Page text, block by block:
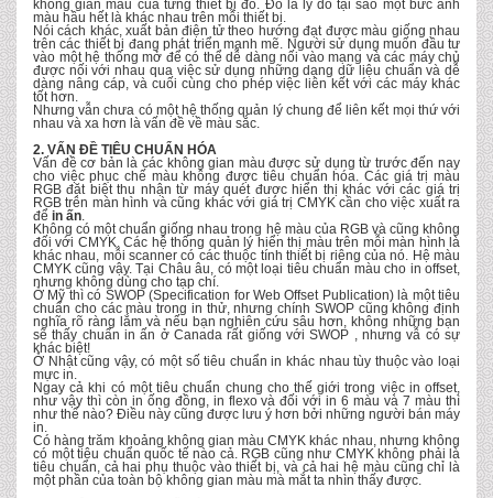
không gian màu của từng thiết bị đó. Đó là lý do tại sao một bức ảnh
màu hầu hết là khác nhau trên mỗi thiết bị.
Nói cách khác, xuất bản điện tử theo hướng đạt được màu giống nhau
trên các thiết bị đang phát triển mạnh mẽ. Người sử dụng muốn đầu tư
vào một hệ thống mở để có thể dễ dàng nối vào mạng và các máy chủ
được nối với nhau qua việc sử dụng những dạng dữ liệu chuẩn và dễ
dàng nâng cáp, và cuối cùng cho phép việc liên kết với các máy khác
tốt hơn.
Nhưng vẫn chưa có một hệ thống quản lý chung để liên kết mọi thứ với
nhau và xa hơn là vấn đề về màu sắc.
2. VẤN ĐỀ TIÊU CHUẨN HÓA
Vấn đề cơ bản là các không gian màu được sử dụng từ trước đến nay
cho việc phục chế màu không được tiêu chuẩn hóa. Các giá trị màu
RGB đặt biệt thu nhận từ máy quét được hiển thị khác với các giá trị
RGB trên màn hình và cũng khác với giá trị CMYK cần cho việc xuất ra
để in ấn.
Không có một chuẩn giống nhau trong hệ màu của RGB và cũng không
đối với CMYK. Các hệ thống quản lý hiển thị màu trên mỗi màn hình là
khác nhau, mỗi scanner có các thuộc tính thiết bị riêng của nó. Hệ màu
CMYK cũng vậy. Tại Châu âu, có một loại tiêu chuẩn màu cho in offset,
nhưng không dùng cho tạp chí.
Ở Mỹ thì có SWOP (Specification for Web Offset Publication) là một tiêu
chuẩn cho các màu trong in thử, nhưng chính SWOP cũng không định
nghĩa rõ ràng lắm và nếu bạn nghiên cứu sâu hơn, không những bạn
sẽ thấy chuẩn in ấn ở Canada rất giống với SWOP , nhưng vẫ có sự
khác biệt!
Ở Nhật cũng vậy, có một số tiêu chuẩn in khác nhau tùy thuộc vào loại
mực in.
Ngay cả khi có một tiêu chuẩn chung cho thế giới trong việc in offset,
như vậy thì còn in ống đồng, in flexo và đối với in 6 màu và 7 màu thì
như thế nào? Điều này cũng được lưu ý hơn bởi những người bán máy
in.
Có hàng trăm khoảng không gian màu CMYK khác nhau, nhưng không
có một tiêu chuẩn quốc tế nào cả. RGB cũng như CMYK không phải là
tiêu chuẩn, cả hai phụ thuộc vào thiết bị, và cả hai hệ màu cũng chỉ là
một phần của toàn bộ không gian màu mà mắt ta nhìn thấy được.